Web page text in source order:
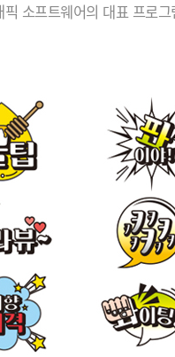
픽 소프트웨어의 대표 프로